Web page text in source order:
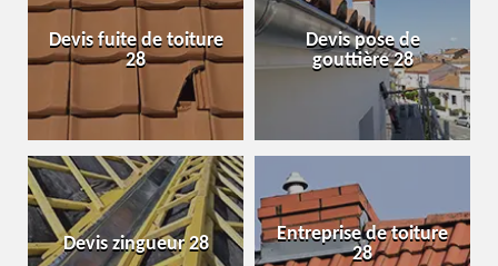
Devis fuite de toiture
28
Devis pose de
gouttière 28
Devis zingueur 28
Entreprise de toiture
28